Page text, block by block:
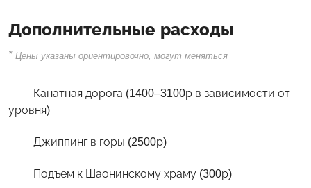
Дополнительные расходы
* Цены указаны ориентировочно, могут меняться
Канатная дорога (1400–3100р в зависимости от
уровня)
Джиппинг в горы (2500р)
Подъем к Шаонинскому храму (300р)